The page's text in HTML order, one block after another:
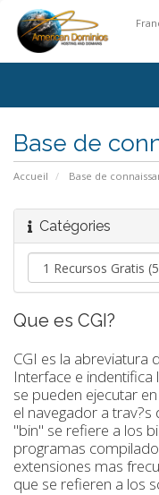
Base de
Accueil Base de
Catégories
Que es CGI?
CGI es la abreviatura
Interface e
se pueden ejecutar
el navegador a trav?s
"bin" se refiere a los
programas
extensiones mas
que se refieren a los